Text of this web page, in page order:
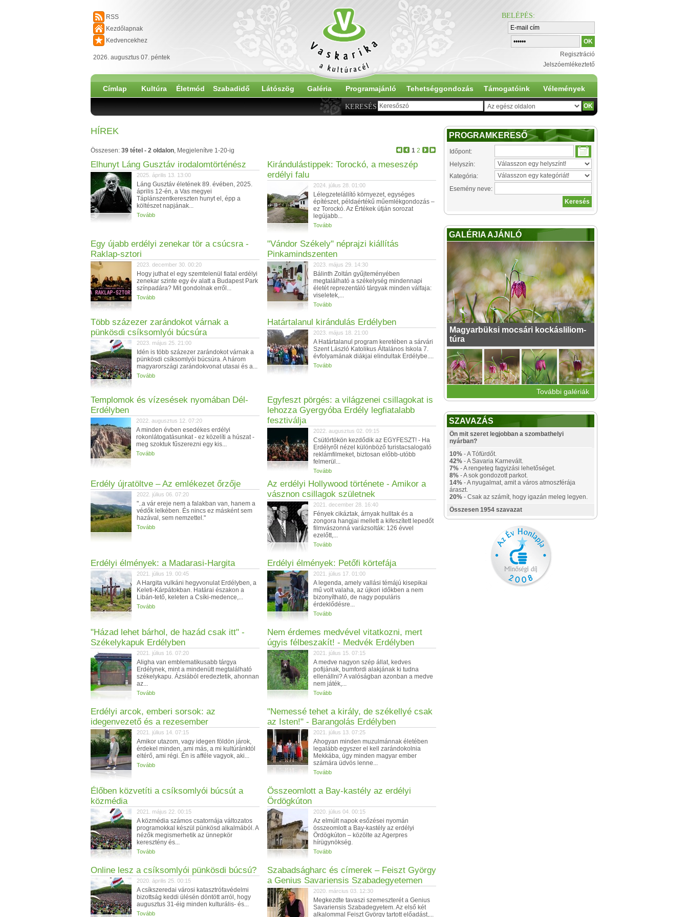
RSS
Kezdőlapnak
Kedvencekhez
2026. augusztus 07. péntek
BELÉPÉS:
Regisztráció
Jelszóemlékeztető
Címlap Kultúra Életmód Szabadidő Látószög Galéria Programajánló Tehetséggondozás Támogatóink Vélemények
KERESÉS
HÍREK
1 2
Összesen: 39 tétel - 2 oldalon, Megjelenítve 1-20-ig
Elhunyt Láng Gusztáv irodalomtörténész
2025. április 13. 13:00
Láng Gusztáv életének 89. évében, 2025.
április 12-én, a Vas megyei
Táplánszentkereszten hunyt el, épp a
költészet napjának...
Tovább
Kirándulástippek: Torockó, a meseszép
erdélyi falu
2024. július 28. 01:00
Lélegzetelállító környezet, egységes
építészet, példaértékű műemlékgondozás –
ez Torockó. Az Értékek útján sorozat
legújabb...
Tovább
Egy újabb erdélyi zenekar tör a csúcsra -
Raklap-sztori
2023. december 30. 00:20
Hogy juthat el egy szemtelenül fiatal erdélyi
zenekar szinte egy év alatt a Budapest Park
színpadára? Mit gondolnak erről...
Tovább
"Vándor Székely" néprajzi kiállítás
Pinkamindszenten
2023. május 29. 14:30
Bálinth Zoltán gyűjteményében
megtalálható a székelység mindennapi
életét reprezentáló tárgyak minden válfaja:
viseletek,...
Tovább
Több százezer zarándokot várnak a
pünkösdi csíksomlyói búcsúra
2023. május 25. 21:00
Idén is több százezer zarándokot várnak a
pünkösdi csíksomlyói búcsúra. A három
magyarországi zarándokvonat utasai és a...
Tovább
Határtalanul kirándulás Erdélyben
2023. május 18. 21:00
A Határtalanul program keretében a sárvári
Szent László Katolikus Általános Iskola 7.
évfolyamának diákjai elindultak Erdélybe....
Tovább
Templomok és vízesések nyomában Dél-
Erdélyben
2022. augusztus 12. 07:20
A minden évben esedékes erdélyi
rokonlátogatásunkat - ez közelíti a húszat -
meg szoktuk fűszerezni egy kis...
Tovább
Egyfeszt pörgés: a világzenei csillagokat is
lehozza Gyergyóba Erdély legfiatalabb
fesztiválja
2022. augusztus 02. 09:15
Csütörtökön kezdődik az EGYFESZT! - Ha
Erdélyről nézel különböző turistacsalogató
reklámfilmeket, biztosan előbb-utóbb
felmerül...
Tovább
Erdély újratöltve – Az emlékezet őrzője
2022. július 06. 07:20
"..a vár ereje nem a falakban van, hanem a
védők lelkében. És nincs ez másként sem
hazával, sem nemzettel."
Tovább
Az erdélyi Hollywood története - Amikor a
vásznon csillagok születnek
2021. december 28. 16:40
Fények cikáztak, árnyak hulltak és a
zongora hangjai mellett a kifeszített lepedőt
filmvászonná varázsolták: 126 évvel
ezelőtt,...
Tovább
Erdélyi élmények: a Madarasi-Hargita
2021. július 19. 00:45
A Hargita vulkáni hegyvonulat Erdélyben, a
Keleti-Kárpátokban. Határai északon a
Libán-tető, keleten a Csíki-medence,...
Tovább
Erdélyi élmények: Petőfi körtefája
2021. július 17. 01:00
A legenda, amely vallási témájú kisepikai
mű volt valaha, az újkori időkben a nem
bizonyítható, de nagy populáris
érdeklődésre...
Tovább
"Házad lehet bárhol, de hazád csak itt" -
Székelykapuk Erdélyben
2021. július 16. 07:20
Aligha van emblematikusabb tárgya
Erdélynek, mint a mindenütt megtalálható
székelykapu. Ázsiából eredeztetik, ahonnan
az...
Tovább
Nem érdemes medvével vitatkozni, mert
úgyis félbeszakít! - Medvék Erdélyben
2021. július 15. 07:15
A medve nagyon szép állat, kedves
pofijának, bumfordi alakjának ki tudna
ellenállni? A valóságban azonban a medve
nem játék,...
Tovább
Erdélyi arcok, emberi sorsok: az
idegenvezető és a rezesember
2021. július 14. 07:15
Amikor utazom, vagy idegen földön járok,
érdekel minden, ami más, a mi kultúránktól
eltérő, ami régi. Én is afféle vagyok, aki...
Tovább
"Nemessé tehet a király, de székellyé csak
az Isten!" - Barangolás Erdélyben
2021. július 13. 07:25
Ahogyan minden muzulmánnak életében
legalább egyszer el kell zarándokolnia
Mekkába, úgy minden magyar ember
számára üdvös lenne...
Tovább
Élőben közvetíti a csíksomlyói búcsút a
közmédia
2021. május 22. 00:15
A közmédia számos csatornája változatos
programokkal készül pünkösd alkalmából. A
nézők megismerhetik az ünnepkör
keresztény és...
Tovább
Összeomlott a Bay-kastély az erdélyi
Ördögkúton
2020. július 04. 00:15
Az elmúlt napok esőzései nyomán
összeomlott a Bay-kastély az erdélyi
Ördögkúton – közölte az Agerpres
hírügynökség.
Tovább
Online lesz a csíksomlyói pünkösdi búcsú?
2020. április 25. 00:15
A csíkszeredai városi katasztrófavédelmi
bizottság keddi ülésén döntött arról, hogy
augusztus 31-éig minden kulturális- és...
Tovább
Szabadságharc és címerek – Feiszt György
a Genius Savariensis Szabadegyetemen
2020. március 03. 12:30
Megkezdte tavaszi szemeszterét a Genius
Savariensis Szabadegyetem. Az első két
alkalommal Feiszt György tartott előadást,...
PROGRAMKERESŐ
Időpont:
Helyszín:
Kategória:
Esemény neve:
GALÉRIA AJÁNLÓ
Magyarbüksi mocsári kockásliliom-
túra
További galériák
SZAVAZÁS
Ön mit szeret legjobban a szombathelyi
nyárban?
10% - A Tófürdőt.
42% - A Savaria Karnevált.
7% - A rengeteg fagyizási lehetőséget.
8% - A sok gondozott parkot.
14% - A nyugalmat, amit a város atmoszférája
áraszt.
20% - Csak az számít, hogy igazán meleg legyen.
Összesen 1954 szavazat